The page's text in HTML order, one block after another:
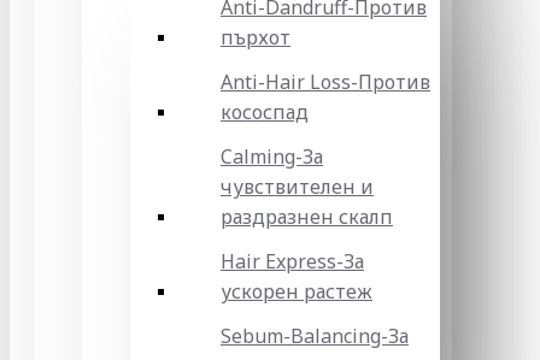
Anti-Dandruff-Против
пърхот
Anti-Hair Loss-Против
кососпад
Calming-За
чувствителен и
раздразнен скалп
Hair Express-За
ускорен растеж
Sebum-Balancing-За